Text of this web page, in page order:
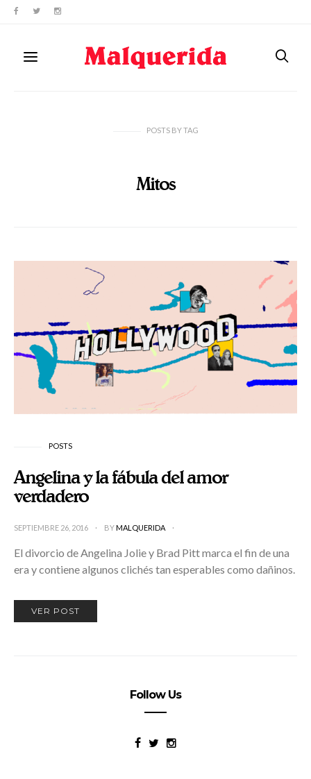
POSTS BYTAG
Mitos
POSTS
Angelina y la fábula del amor
verdadero
SEPTIEMBRE 26, 2016 BYMALQUERIDA
El divorcio de Angelina Jolie y Brad Pitt marca el fin de una
era y contiene algunos clichés tan esperables como dañinos.
VER POST
Follow Us